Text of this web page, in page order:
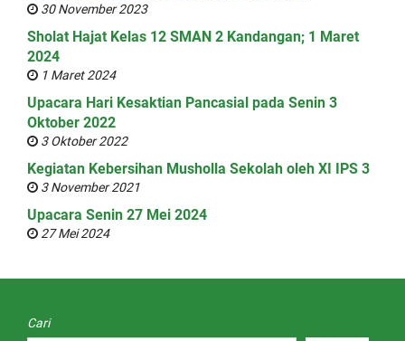
30 November 2023
Sholat Hajat Kelas 12 SMAN 2 Kandangan; 1 Maret
2024
1 Maret 2024
Upacara Hari Kesaktian Pancasial pada Senin 3
Oktober 2022
3 Oktober 2022
Kegiatan Kebersihan Musholla Sekolah oleh XI IPS 3
3 November 2021
Upacara Senin 27 Mei 2024
27 Mei 2024
Cari